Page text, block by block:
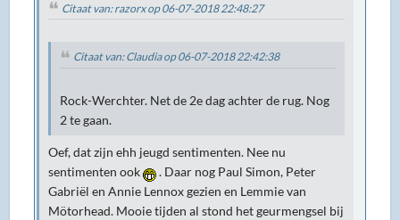
Citaat van: razorx op 06-07-2018 22:48:27
Citaat van: Claudia op 06-07-2018 22:42:38
Rock-Werchter. Net de 2e dag achter de rug. Nog
2 te gaan.
Oef, dat zijn ehh jeugd sentimenten. Nee nu
sentimenten ook
. Daar nog Paul Simon, Peter
Gabriël en Annie Lennox gezien en Lemmie van
Mötorhead. Mooie tijden al stond het geurmengsel bij